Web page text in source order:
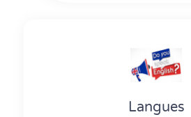
Langues